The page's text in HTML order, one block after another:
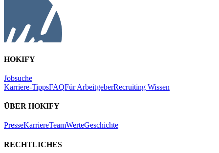
HOKIFY
Jobsuche
Karriere-TippsFAQFür ArbeitgeberRecruiting Wissen
ÜBER HOKIFY
PresseKarriereTeamWerteGeschichte
RECHTLICHES